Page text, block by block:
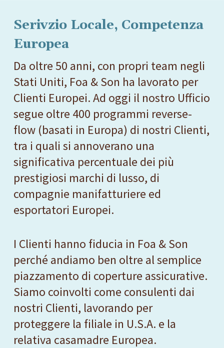
Serivzio Locale, Competenza
Europea
Da oltre 50 anni, con propri team negli
Stati Uniti, Foa & Son ha lavorato per
Clienti Europei. Ad oggi il nostro Ufficio
segue oltre 400 programmi reverse-
flow (basati in Europa) di nostri Clienti,
tra i quali si annoverano una
significativa percentuale dei più
prestigiosi marchi di lusso, di
compagnie manifatturiere ed
esportatori Europei.
I Clienti hanno fiducia in Foa & Son
perché andiamo ben oltre al semplice
piazzamento di coperture assicurative.
Siamo coinvolti come consulenti dai
nostri Clienti, lavorando per
proteggere la filiale in U.S.A. e la
relativa casamadre Europea.